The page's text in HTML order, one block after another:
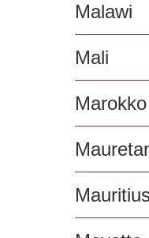
Malawi
Mali
Marokko
Mauritius